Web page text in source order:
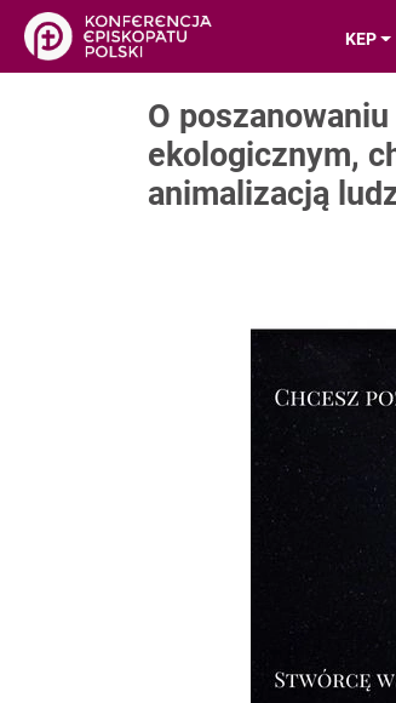
KEP
O
ekologicznym,
animalizacją